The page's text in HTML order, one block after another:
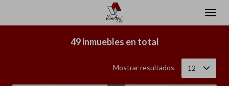
49 inmuebles en total
Mostrar resultados 12